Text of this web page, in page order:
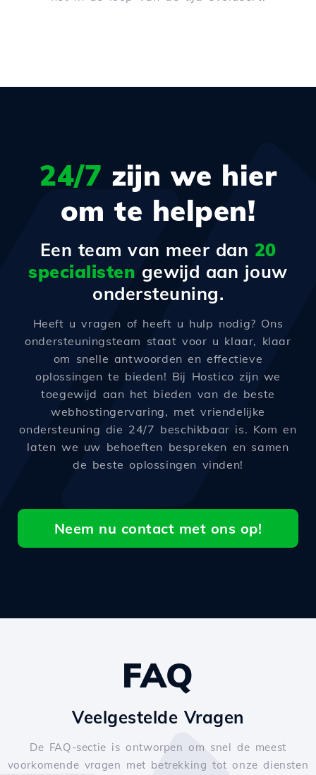
24/7 zijn we hier
om te helpen!
Een team van meer dan 20
specialisten gewijd aan jouw
ondersteuning.
Heeft u vragen of heeft u hulp nodig? Ons
ondersteuningsteam staat voor u klaar, klaar
om snelle antwoorden en effectieve
oplossingen te bieden! Bij Hostico zijn we
toegewijd aan het bieden van de beste
webhostingervaring, met vriendelijke
ondersteuning die 24/7 beschikbaar is. Kom en
laten we uw behoeften bespreken en samen
de beste oplossingen vinden!
Neem nu contact met ons op!
FAQ
Veelgestelde Vragen
De FAQ-sectie is ontworpen om snel de meest
voorkomende vragen met betrekking tot onze diensten